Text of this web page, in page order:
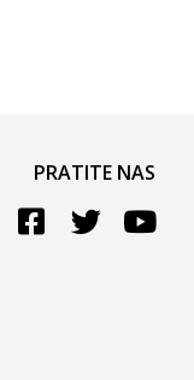
PRATITE NAS